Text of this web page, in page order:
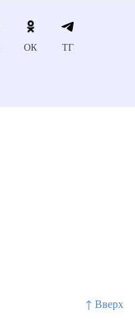
↑ Вверх
ОК ТГ